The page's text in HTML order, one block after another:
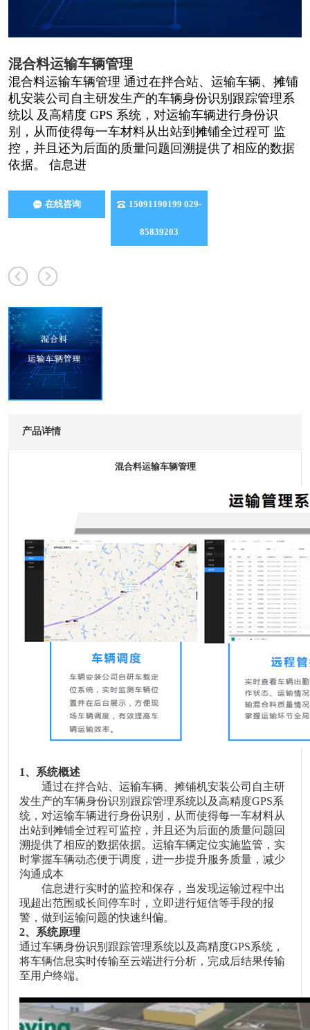
混合料运输车辆管理
混合料运输车辆管理 通过在拌合站、运输车辆、摊铺
机安装公司自主研发生产的车辆身份识别跟踪管理系
统以 及高精度 GPS 系统，对运输车辆进行身份识
别，从而使得每一车材料从出站到摊铺全过程可 监
控，并且还为后面的质量问题回溯提供了相应的数据
依据。 信息进
在线咨询 15091190199 029-
85839203
产品详情
混合料运输车辆管理
1、系统概述
通过在拌合站、运输车辆、摊铺机安装公司自主研
发生产的车辆身份识别跟踪管理系统以及高精度GPS系
统，对运输车辆进行身份识别，从而使得每一车材料从
出站到摊铺全过程可监控，并且还为后面的质量问题回
溯提供了相应的数据依据。运输车辆定位实施监管，实
时掌握车辆动态便于调度，进一步提升服务质量，减少
沟通成本
信息进行实时的监控和保存，当发现运输过程中出
现超出范围或长间停车时，立即进行短信等手段的报
警，做到运输问题的快速纠偏。
2、系统原理
通过车辆身份识别跟踪管理系统以及高精度GPS系统，
将车辆信息实时传输至云端进行分析，完成后结果传输
至用户终端。